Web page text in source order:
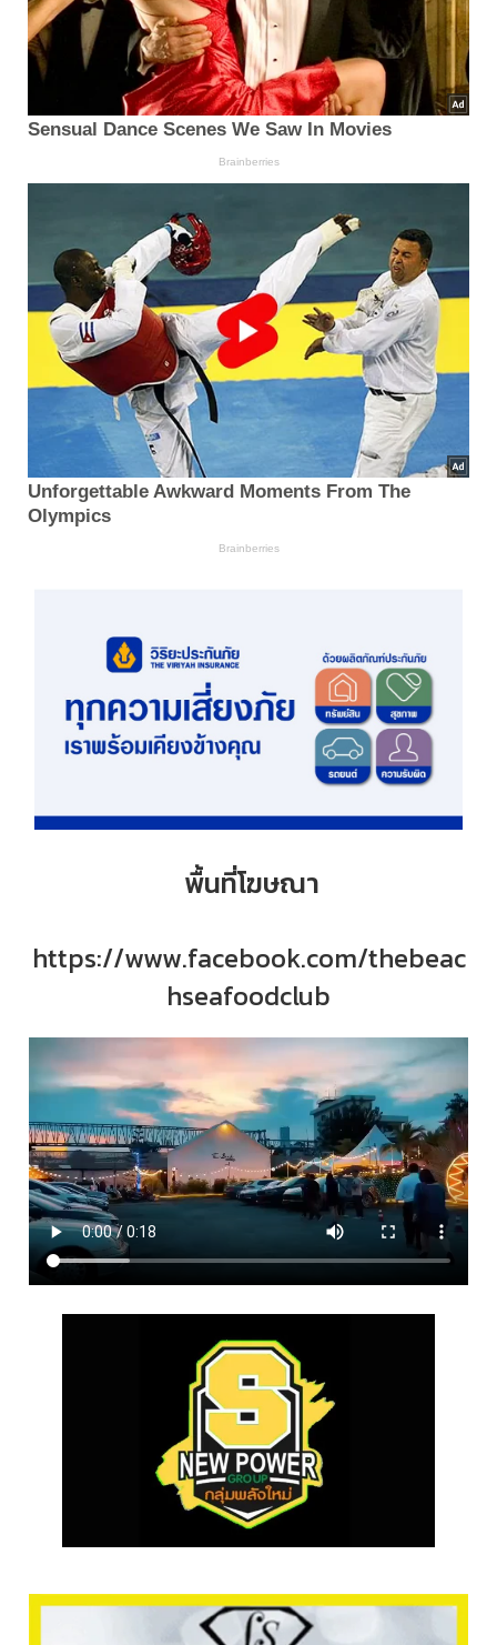
พื้นที่โฆษณา
https://www.facebook.com/thebeac
hseafoodclub